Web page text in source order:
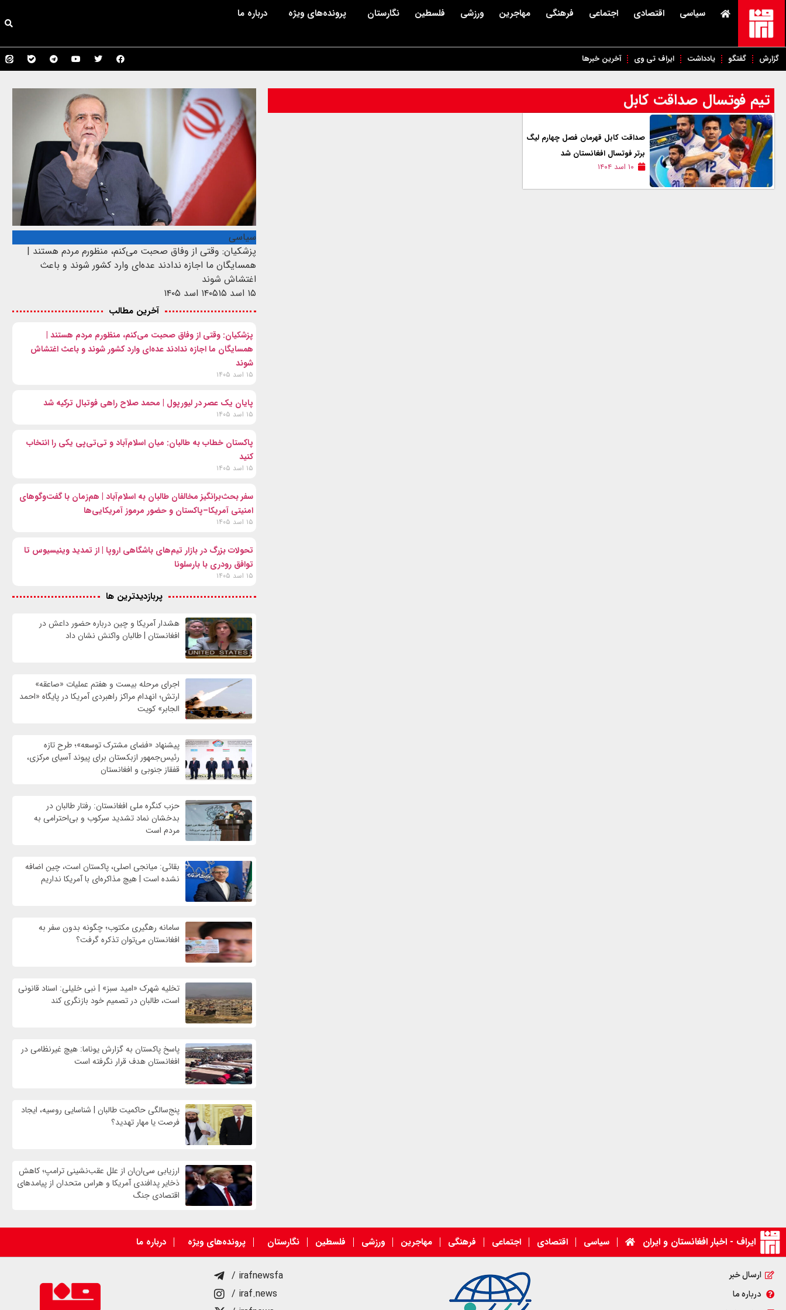
سیاسی اقتصادی اجتماعی فرهنگی مهاجرین ورزشی فلسطین نگارستان پرونده‌های ویژه درباره ما
گزارش گفتگو یادداشت ایراف تی وی آخرین خبرها
تیم فوتسال صداقت کابل
صداقت کابل قهرمان فصل چهارم لیگ
برتر فوتسال افغانستان شد
۱۰ اسد ۱۴۰۴
سیاسی
پزشکیان: وقتی از وفاق صحبت می‌کنم، منظورم مردم هستند |
همسایگان ما اجازه ندادند عده‌ای وارد کشور شوند و باعث
اغتشاش شوند
۱۵ اسد ۱۴۰۵
۱۵ اسد ۱۴۰۵
آخرین مطالب
پزشکیان: وقتی از وفاق صحبت می‌کنم، منظورم مردم هستند |
همسایگان ما اجازه ندادند عده‌ای وارد کشور شوند و باعث اغتشاش
شوند
۱۵ اسد ۱۴۰۵
پایان یک عصر در لیورپول | محمد صلاح راهی فوتبال ترکیه شد
۱۵ اسد ۱۴۰۵
پاکستان خطاب به طالبان: میان اسلام‌آباد و تی‌تی‌پی یکی را انتخاب
کنید
۱۵ اسد ۱۴۰۵
سفر بحث‌برانگیز مخالفان طالبان به اسلام‌آباد | هم‌زمان با گفت‌وگوهای
امنیتی آمریکا–پاکستان و حضور مرموز آمریکایی‌ها
۱۵ اسد ۱۴۰۵
تحولات بزرگ در بازار تیم‌های باشگاهی اروپا | از تمدید وینیسیوس تا
توافق رودری با بارسلونا
۱۵ اسد ۱۴۰۵
پربازدیدترین ها
هشدار آمریکا و چین درباره حضور داعش در
افغانستان | طالبان واکنش نشان داد
اجرای مرحله بیست و هفتم عملیات «صاعقه»
ارتش؛ انهدام مراکز راهبردی آمریکا در پایگاه «احمد
الجابر» کویت
پیشنهاد «فضای مشترک توسعه»؛ طرح تازه
رئیس‌جمهور ازبکستان برای پیوند آسیای مرکزی،
قفقاز جنوبی و افغانستان
حزب کنگره ملی افغانستان: رفتار طالبان در
بدخشان نماد تشدید سرکوب و بی‌احترامی به
مردم است
بقائی: میانجی اصلی، پاکستان است، چین اضافه
نشده است | هیچ مذاکره‌ای با آمریکا نداریم
سامانه رهگیری مکتوب؛ چگونه بدون سفر به
افغانستان می‌توان تذکره گرفت؟
تخلیه شهرک «امید سبز» | نبی خلیلی: اسناد قانونی
است، طالبان در تصمیم خود بازنگری کند
پاسخ پاکستان به گزارش یوناما: هیچ غیرنظامی در
افغانستان هدف قرار نگرفته است
پنج‌سالگی حاکمیت طالبان | شناسایی روسیه، ایجاد
فرصت‌ یا مهار تهدید؟
ارزیابی سی‌ان‌ان از علل عقب‌نشینی ترامپ؛ کاهش
ذخایر پدافندی آمریکا و هراس متحدان از پیامدهای
اقتصادی جنگ
ایراف - اخبار افغانستان و ایران سیاسی اقتصادی اجتماعی فرهنگی مهاجرین ورزشی فلسطین نگارستان پرونده‌های ویژه درباره ما
ارسال خبر
درباره ما
/ irafnewsfa
/ iraf.news